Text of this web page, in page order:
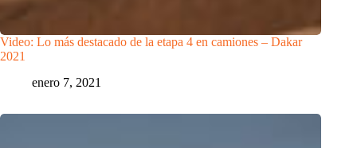
Video: Lo más destacado de la etapa 4 en camiones – Dakar
2021
enero 7, 2021